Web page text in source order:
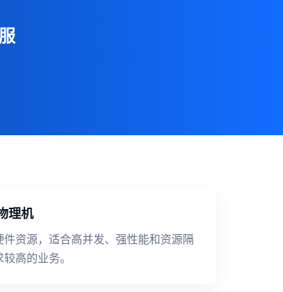
理机
件资源，适合高并发、强性能和资源隔
较高的业务。